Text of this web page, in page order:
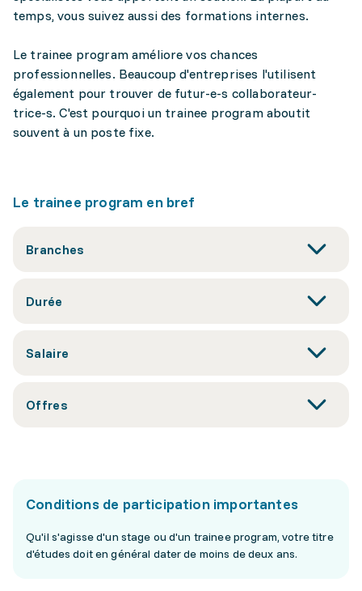
temps, vous suivez aussi des formations internes.
Le trainee program améliore vos chances
professionnelles. Beaucoup d'entreprises l'utilisent
également pour trouver de futur-e-s collaborateur-
trice-s. C'est pourquoi un trainee program aboutit
souvent à un poste fixe.
Le trainee program en bref
Branches
Durée
Salaire
Offres
Conditions de participation importantes
Qu'il s'agisse d'un stage ou d'un trainee program, votre titre
d'études doit en général dater de moins de deux ans.